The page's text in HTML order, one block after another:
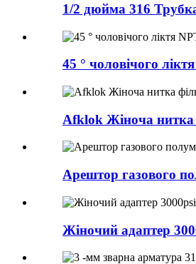
1/2 дюйма 316
45 ° чоловічого
Afklok Жіноча нитка
Арештор газового
Жіночий адаптер